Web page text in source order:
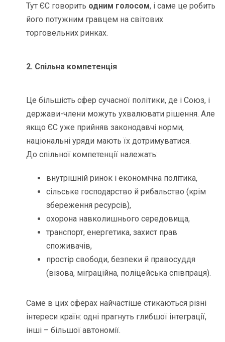
Тут ЄС говорить одним голосом, і саме це робить
його потужним гравцем на світових
торговельних ринках.
2. Спільна компетенція
Це більшість сфер сучасної політики, де і Союз, і
держави-члени можуть ухвалювати рішення. Але
якщо ЄС уже прийняв законодавчі норми,
національні уряди мають їх дотримуватися.
До спільної компетенції належать:
внутрішній ринок і економічна політика,
сільське господарство й рибальство (крім
збереження ресурсів),
охорона навколишнього середовища,
транспорт, енергетика, захист прав
споживачів,
простір свободи, безпеки й правосуддя
(візова, міграційна, поліцейська співпраця).
Саме в цих сферах найчастіше стикаються різні
інтереси країн: одні прагнуть глибшої інтеграції,
інші – більшої автономії.